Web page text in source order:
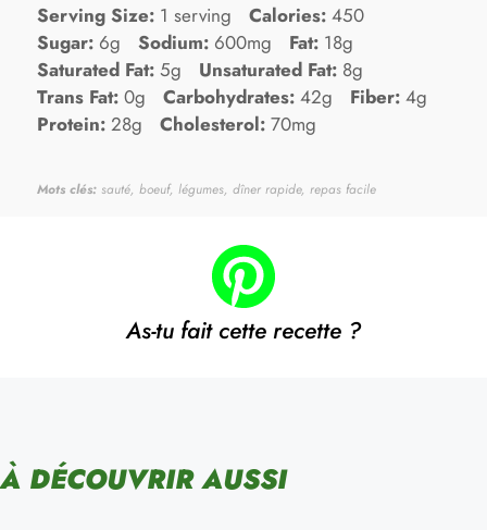
Serving Size: 1 serving Calories: 450
Sugar: 6g Sodium: 600mg Fat: 18g
Saturated Fat: 5g Unsaturated Fat: 8g
Trans Fat: 0g Carbohydrates: 42g Fiber: 4g
Protein: 28g Cholesterol: 70mg
Mots clés: sauté, boeuf, légumes, dîner rapide, repas facile
As-tu fait cette recette ?
À DÉCOUVRIR AUSSI